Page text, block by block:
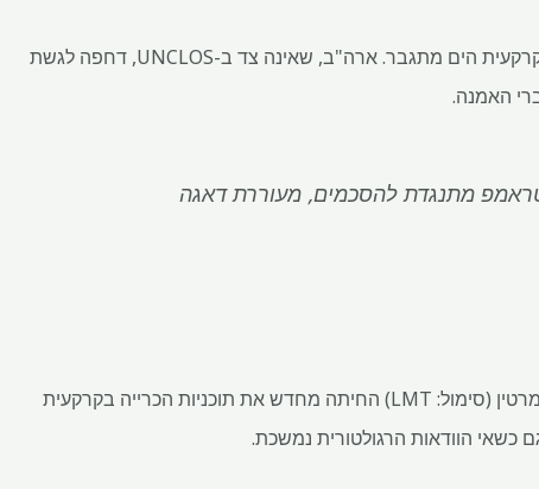
הנושא קיבל דחיפות חדשה ככל שהעניין הגיאופוליטי במינרלים מקרקעית הים מתגבר. ארה"ב, שאינה צד ב-UNCLOS, דחפה לגשת
האמנה.
מתנגדת להסכמים, מעוררת דאגה
גם החברות מתמקמות מחדש. ענקית ההגנה האמריקנית לוקהיד מרטין (סימול: LMT) החיתה מחדש את תוכניות הכרייה בקרקעית
הוודאות הרגולטורית נמשכת.